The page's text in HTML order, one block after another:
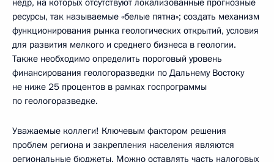
ресурсы, так называемые «белые пятна»; создать механизм
функционирования рынка геологических открытий, условия
для развития мелкого и среднего бизнеса в геологии.
Также необходимо определить пороговый уровень
финансирования геологоразведки по Дальнему Востоку
не ниже 25 процентов в рамках госпрограммы
по геологоразведке.
Уважаемые коллеги! Ключевым фактором решения
проблем региона и закрепления населения являются
региональные бюджеты. Можно оставлять часть налоговых